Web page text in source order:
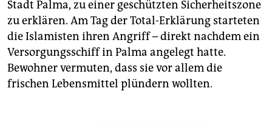
Stadt Palma, zu einer geschützten Sicherheitszone
zu erklären. Am Tag der Total-Erklärung starteten
die Islamisten ihren Angriff – direkt nachdem ein
Versorgungsschiff in Palma angelegt hatte.
Bewohner vermuten, dass sie vor allem die
frischen Lebensmittel plündern wollten.